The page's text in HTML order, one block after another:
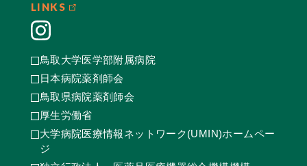
LINKS
鳥取大学医学部附属病院
日本病院薬剤師会
鳥取県病院薬剤師会
厚生労働省
大学病院医療情報ネットワーク(UMIN)ホームペー
ジ